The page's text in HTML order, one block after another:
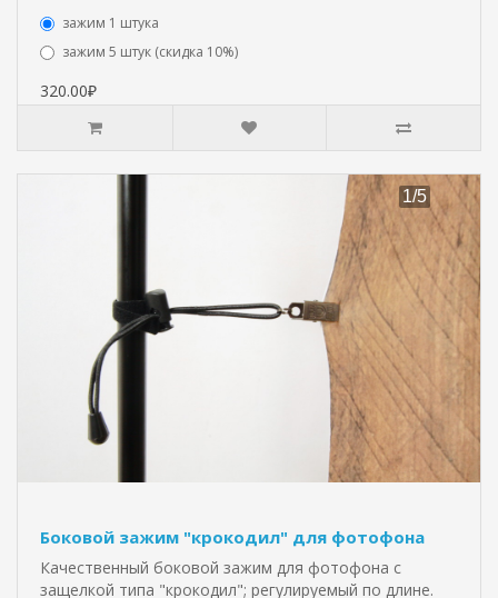
зажим 1 штука
зажим 5 штук (скидка 10%)
320.00₽
Боковой зажим "крокодил" для фотофона
Качественный боковой зажим для фотофона с
защелкой типа "крокодил"; регулируемый по длине.